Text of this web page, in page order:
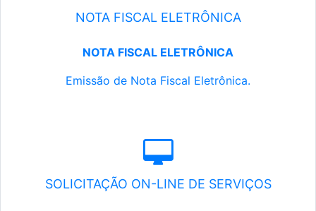
NOTA FISCAL ELETRÔNICA
NOTA FISCAL ELETRÔNICA
Emissão de Nota Fiscal Eletrônica.
SOLICITAÇÃO ON-LINE DE SERVIÇOS